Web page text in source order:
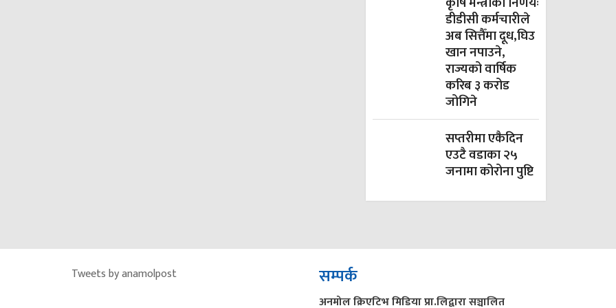
डीडीसी कर्मचारीले
अब सित्तैँमा दूध,घिउ
खान नपाउने,
राज्यको वार्षिक
करिब ३ करोड
जोगिने
सप्तरीमा एकैदिन
एउटै वडाका २५
जनामा कोरोना पुष्टि
Tweets by anamolpost सम्पर्क
अनमोल क्रिएटिभ मिडिया प्रा.लिद्वारा सञ्चालित